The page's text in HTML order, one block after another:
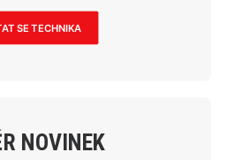
SE TECHNIKA
NOVINEK